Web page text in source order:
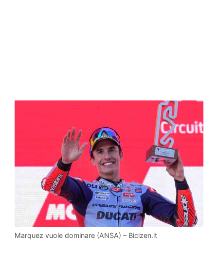
Marquez vuole dominare (ANSA) – Bicizen.it